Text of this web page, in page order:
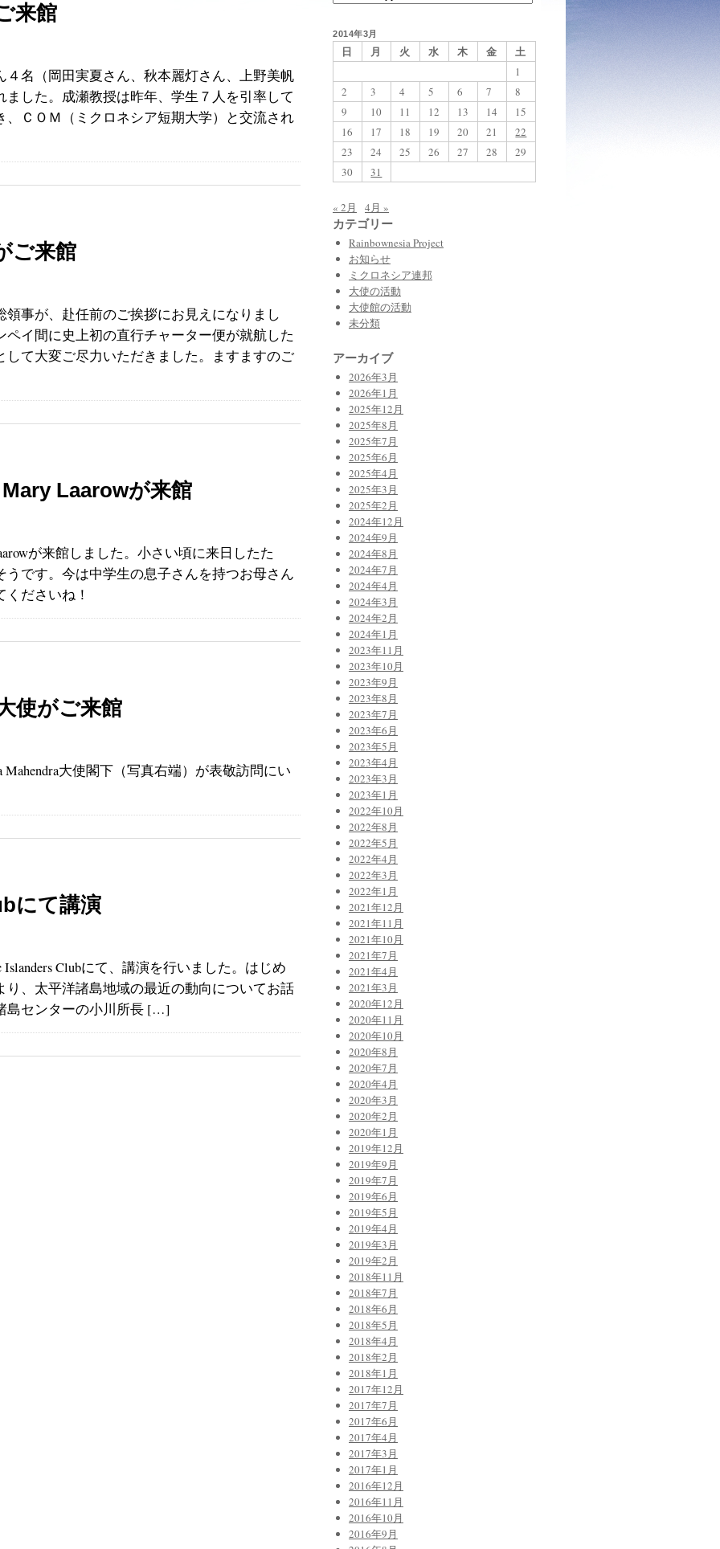
来館
４名（岡田実夏さん、秋本麗灯さん、上野美帆
した。成瀬教授は昨年、学生７人を引率して
ＣＯＭ（ミクロネシア短期大学）と交流され
ご来館
事が、赴任前のご挨拶にお見えになりまし
イ間に史上初の直行チャーター便が就航した
て大変ご尽力いただきました。ますますのご
Laarowが来館
が来館しました。小さい頃に来日したた
です。今は中学生の息子さんを持つお母さん
ださいね！
使がご来館
Mahendra大使閣下（写真右端）が表敬訪問にい
にて講演
Clubにて、講演を行いました。はじめ
、太平洋諸島地域の最近の動向についてお話
島センターの小川所長 […]
2014年3月
日 月 火 水 木 金 土
1
2
3 4 5 6 7
8
9
10 11 12 13 14
15
16
17 18 19 20 21
22
23
24 25 26 27 28
29
30
31
« 2月 4月 »
カテゴリー
Rainbownesia Project
お知らせ
ミクロネシア連邦
大使の活動
大使館の活動
未分類
アーカイブ
2026年3月
2026年1月
2025年12月
2025年8月
2025年7月
2025年6月
2025年4月
2025年3月
2025年2月
2024年12月
2024年9月
2024年8月
2024年7月
2024年4月
2024年3月
2024年2月
2024年1月
2023年11月
2023年10月
2023年9月
2023年8月
2023年7月
2023年6月
2023年5月
2023年4月
2023年3月
2023年1月
2022年10月
2022年8月
2022年5月
2022年4月
2022年3月
2022年1月
2021年12月
2021年11月
2021年10月
2021年7月
2021年4月
2021年3月
2020年12月
2020年11月
2020年10月
2020年8月
2020年7月
2020年4月
2020年3月
2020年2月
2020年1月
2019年12月
2019年9月
2019年7月
2019年6月
2019年5月
2019年4月
2019年3月
2019年2月
2018年11月
2018年7月
2018年6月
2018年5月
2018年4月
2018年2月
2018年1月
2017年12月
2017年7月
2017年6月
2017年4月
2017年3月
2017年1月
2016年12月
2016年11月
2016年10月
2016年9月